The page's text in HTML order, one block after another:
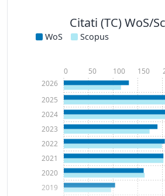
Citati (TC) WoS/
WoS Scopus
2019
2020
2021
2022
2023
2024
2025
2026
0 50 100 150